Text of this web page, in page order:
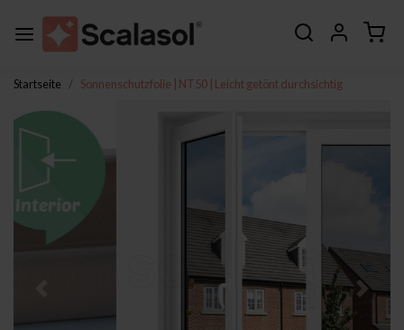
Startseite Sonnenschutzfolie | NT50 | Leicht getönt durchsichtig
Weiter